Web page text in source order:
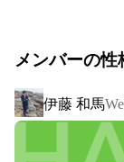
な営業アタック
https://
個々のお客さま
メンバーの性
伊藤 和馬